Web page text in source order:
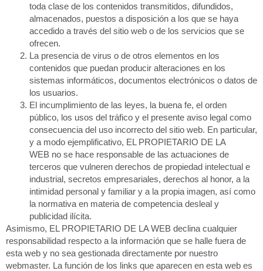
toda clase de los contenidos transmitidos, difundidos,
almacenados, puestos a disposición a los que se haya
accedido a través del sitio web o de los servicios que se
ofrecen.
La presencia de virus o de otros elementos en los
contenidos que puedan producir alteraciones en los
sistemas informáticos, documentos electrónicos o datos de
los usuarios.
El incumplimiento de las leyes, la buena fe, el orden
público, los usos del tráfico y el presente aviso legal como
consecuencia del uso incorrecto del sitio web. En particular,
y a modo ejemplificativo, EL PROPIETARIO DE LA
WEB no se hace responsable de las actuaciones de
terceros que vulneren derechos de propiedad intelectual e
industrial, secretos empresariales, derechos al honor, a la
intimidad personal y familiar y a la propia imagen, así como
la normativa en materia de competencia desleal y
publicidad ilícita.
Asimismo, EL PROPIETARIO DE LA WEB declina cualquier
responsabilidad respecto a la información que se halle fuera de
esta web y no sea gestionada directamente por nuestro
webmaster. La función de los links que aparecen en esta web es